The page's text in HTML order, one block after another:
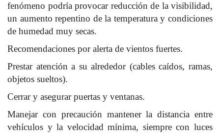
fenómeno podría provocar reducción de la visibilidad,
un aumento repentino de la temperatura y condiciones
de humedad muy secas.
Recomendaciones por alerta de vientos fuertes.
Prestar atención a su alrededor (cables caídos, ramas,
objetos sueltos).
Cerrar y asegurar puertas y ventanas.
Manejar con precaución mantener la distancia entre
vehículos y la velocidad mínima, siempre con luces